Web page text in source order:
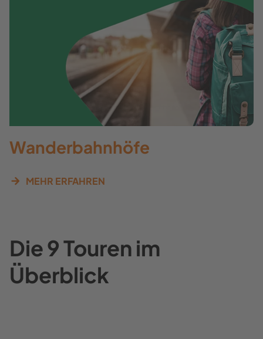
Wanderbahnhöfe
MEHR ERFAHREN
Die 9 Touren im
Überblick